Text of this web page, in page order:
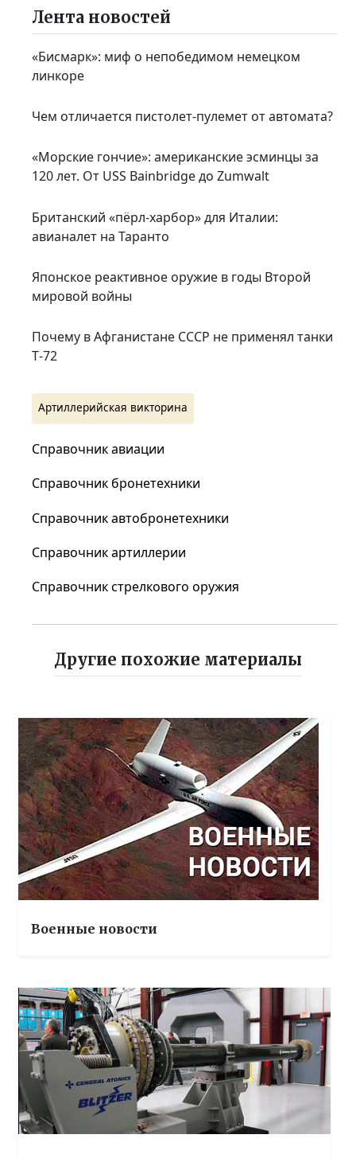
Лента новостей
«Бисмарк»: миф о непобедимом немецком
линкоре
Чем отличается пистолет-пулемет от автомата?
«Морские гончие»: американские эсминцы за
120 лет. От USS Bainbridge до Zumwalt
Британский «пёрл-харбор» для Италии:
авианалет на Таранто
Японское реактивное оружие в годы Второй
мировой войны
Почему в Афганистане СССР не применял танки
Т‑72
Артиллерийская викторина
Справочник авиации
Справочник бронетехники
Справочник автобронетехники
Справочник артиллерии
Справочник стрелкового оружия
Другие похожие материалы
Военные новости